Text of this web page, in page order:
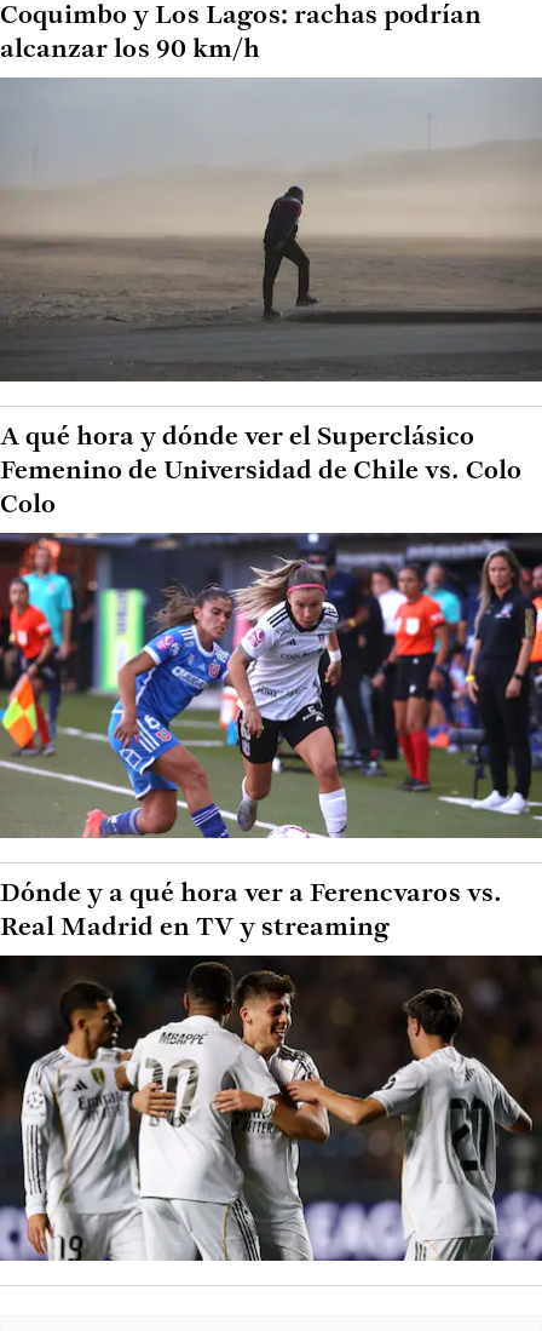
Coquimbo y Los Lagos: rachas podrían
alcanzar los 90 km/h
A qué hora y dónde ver el Superclásico
Femenino de Universidad de Chile vs. Colo
Colo
Dónde y a qué hora ver a Ferencvaros vs.
Real Madrid en TV y streaming